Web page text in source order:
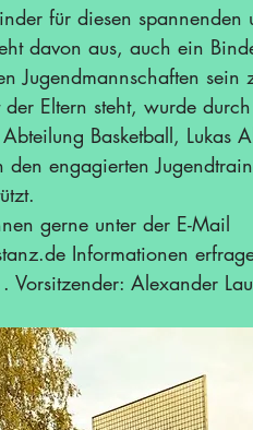
für diesen spannenden
davon aus, auch ein
Jugendmannschaften sein
Eltern steht, wurde
Basketball, Lukas
engagierten
gerne unter der E-Mail
Informationen
Vorsitzender: Alexander